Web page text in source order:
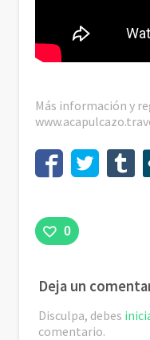
Más información y
0
Deja un
Disculpa, debes
comentario.